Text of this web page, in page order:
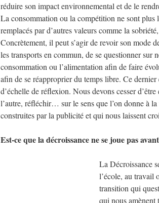
réduire son impact environnemental et de le
La consommation ou la compétition ne sont plus
remplacés par d’autres valeurs comme la
Concrètement, il peut s’agir de revoir son mode
les transports en commun, de se questionner sur
consommation ou l’alimentation afin de faire
afin de se réapproprier du temps libre. Ce
d’échelle de réflexion. Nous devons cesser
l’autre, réfléchir… sur le sens que l’on donne à
construites par la publicité et qui nous laissent
Est-ce que la décroissance ne se joue pas
La Décroissance
l’école, au travail
transition qui
qui nous